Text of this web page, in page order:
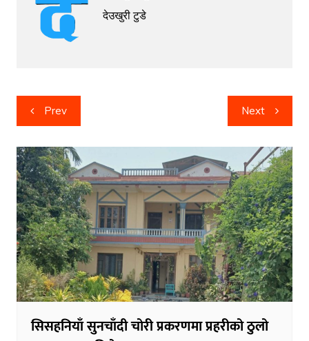
देउखुरी टुडे
Post
navigation
Prev Next
सिसहनियाँ सुनचाँदी चोरी प्रकरणमा प्रहरीको ठुलो